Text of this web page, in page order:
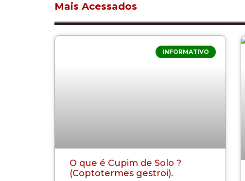
Mais Acessados
INFORMATIVO
O que é Cupim de Solo ?
(Coptotermes gestroi).